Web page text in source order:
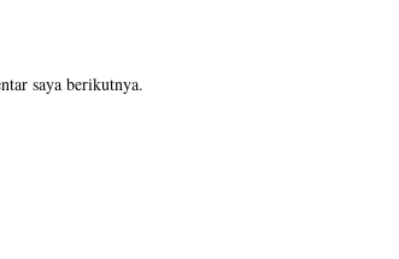
saya berikutnya.